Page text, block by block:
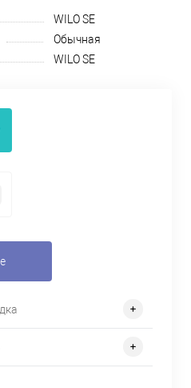
WILO SE
Обычная
WILO SE